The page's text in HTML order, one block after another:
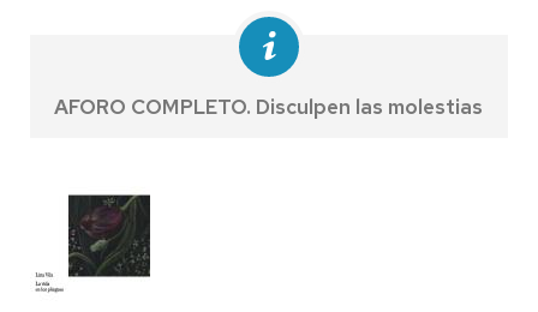
AFORO COMPLETO. Disculpen las molestias